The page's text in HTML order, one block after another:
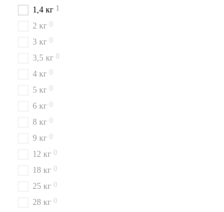
1,4 кг 1
2 кг 0
3 кг 0
3,5 кг 0
4 кг 0
5 кг 0
6 кг 0
8 кг 0
9 кг 0
12 кг 0
18 кг 0
25 кг 0
28 кг 0